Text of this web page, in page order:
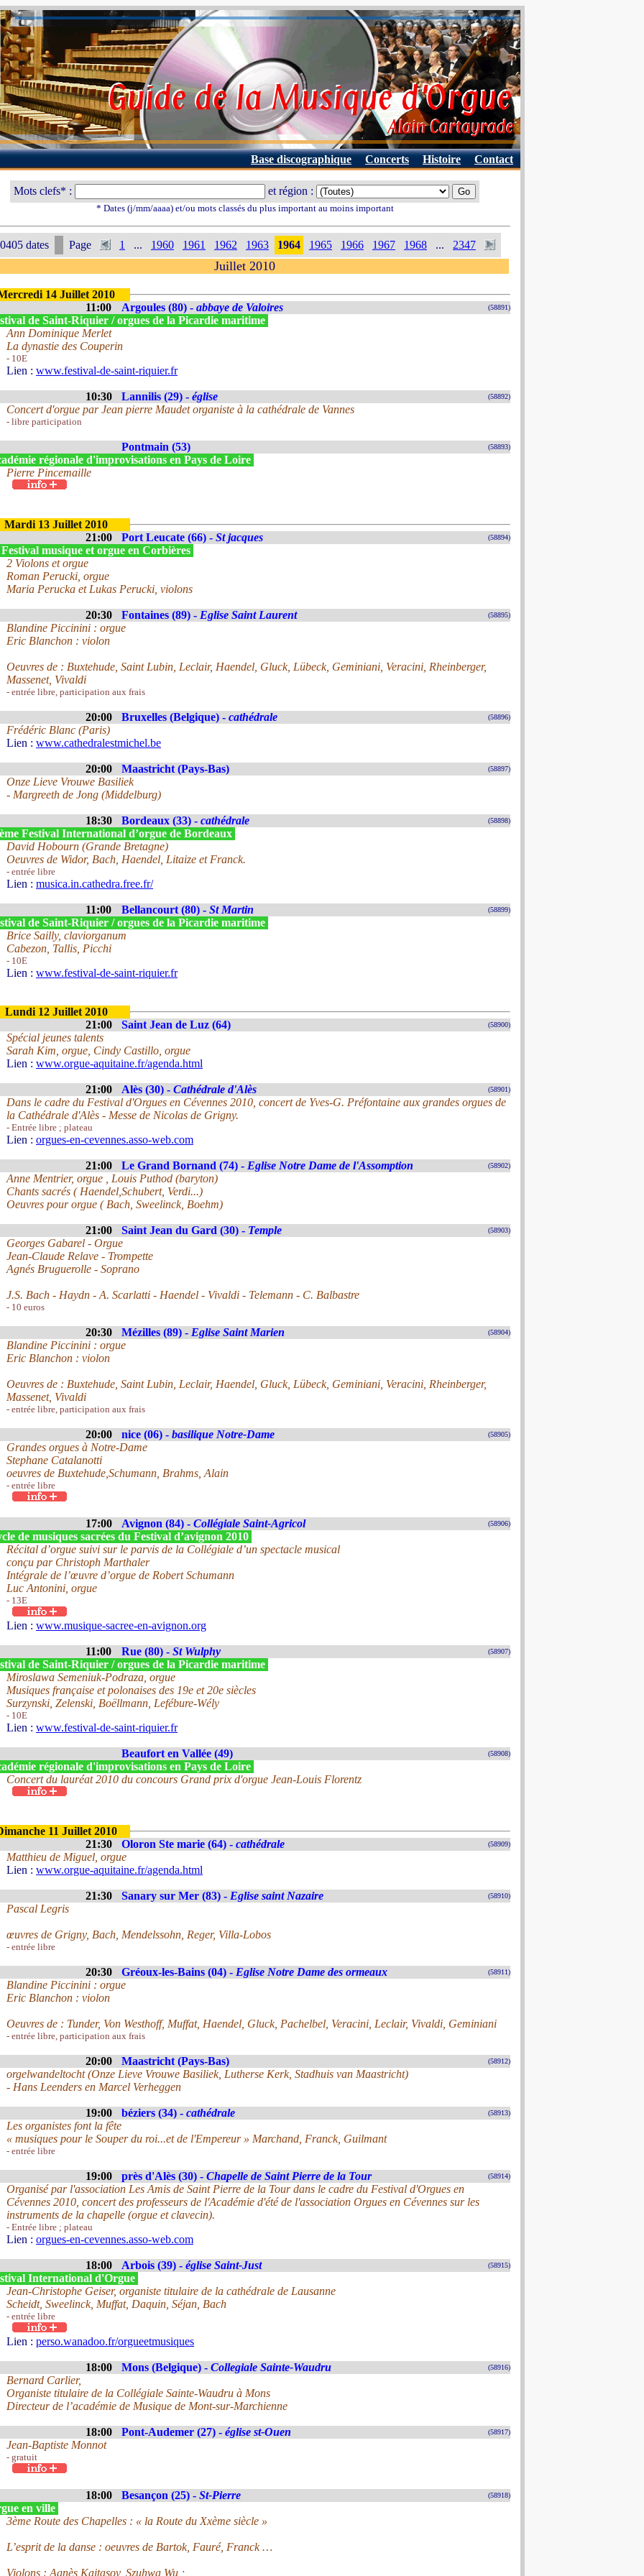
Base discographique Concerts Histoire Contact
Mots clefs* : et région :
* Dates (j/mm/aaaa) et/ou mots classés du plus important au moins important
dates Page 1 ... 1960 1961 1962 1963 1964 1965 1966 1967 1968 ... 2347
Juillet 2010
14 Juillet 2010
11:00
Argoules (80) - abbaye de Valoires (58891)
de Saint-Riquier / orgues de la Picardie maritime
Ann Dominique Merlet
La dynastie des Couperin
- 10E
Lien : www.festival-de-saint-riquier.fr
10:30 Lannilis (29) - église (58892)
Concert d'orgue par Jean pierre Maudet organiste à la cathédrale de Vannes
- libre participation
Pontmain (53) (58893)
régionale d'improvisations en Pays de Loire
Pierre Pincemaille
Mardi 13 Juillet 2010
21:00
Port Leucate (66) - St jacques (58894)
musique et orgue en Corbières
2 Violons et orgue
Roman Perucki, orgue
Maria Perucka et Lukas Perucki, violons
20:30 Fontaines (89) - Eglise Saint Laurent (58895)
Blandine Piccinini : orgue
Eric Blanchon : violon
Oeuvres de : Buxtehude, Saint Lubin, Leclair, Haendel, Gluck, Lübeck, Geminiani, Veracini, Rheinberger,
Massenet, Vivaldi
- entrée libre, participation aux frais
20:00 Bruxelles (Belgique) - cathédrale (58896)
Frédéric Blanc (Paris)
Lien : www.cathedralestmichel.be
20:00 Maastricht (Pays-Bas) (58897)
Onze Lieve Vrouwe Basiliek
- Margreeth de Jong (Middelburg)
18:30 Bordeaux (33) - cathédrale (58898)
Festival International d’orgue de Bordeaux
David Hobourn (Grande Bretagne)
Oeuvres de Widor, Bach, Haendel, Litaize et Franck.
- entrée libre
Lien : musica.in.cathedra.free.fr/
11:00 Bellancourt (80) - St Martin (58899)
de Saint-Riquier / orgues de la Picardie maritime
Brice Sailly, claviorganum
Cabezon, Tallis, Picchi
- 10E
Lien : www.festival-de-saint-riquier.fr
Lundi 12 Juillet 2010
21:00
Saint Jean de Luz (64) (58900)
Spécial jeunes talents
Sarah Kim, orgue, Cindy Castillo, orgue
Lien : www.orgue-aquitaine.fr/agenda.html
21:00 Alès (30) - Cathédrale d'Alès (58901)
Dans le cadre du Festival d'Orgues en Cévennes 2010, concert de Yves-G. Préfontaine aux grandes orgues de
la Cathédrale d'Alès - Messe de Nicolas de Grigny.
- Entrée libre ; plateau
Lien : orgues-en-cevennes.asso-web.com
21:00 Le Grand Bornand (74) - Eglise Notre Dame de l'Assomption (58902)
Anne Mentrier, orgue , Louis Puthod (baryton)
Chants sacrés ( Haendel,Schubert, Verdi...)
Oeuvres pour orgue ( Bach, Sweelinck, Boehm)
21:00 Saint Jean du Gard (30) - Temple (58903)
Georges Gabarel - Orgue
Jean-Claude Relave - Trompette
Agnés Bruguerolle - Soprano
J.S. Bach - Haydn - A. Scarlatti - Haendel - Vivaldi - Telemann - C. Balbastre
- 10 euros
20:30 Mézilles (89) - Eglise Saint Marien (58904)
Blandine Piccinini : orgue
Eric Blanchon : violon
Oeuvres de : Buxtehude, Saint Lubin, Leclair, Haendel, Gluck, Lübeck, Geminiani, Veracini, Rheinberger,
Massenet, Vivaldi
- entrée libre, participation aux frais
20:00 nice (06) - basilique Notre-Dame (58905)
Grandes orgues à Notre-Dame
Stephane Catalanotti
oeuvres de Buxtehude,Schumann, Brahms, Alain
- entrée libre
17:00 Avignon (84) - Collégiale Saint-Agricol (58906)
de musiques sacrées du Festival d’avignon 2010
Récital d’orgue suivi sur le parvis de la Collégiale d’un spectacle musical
conçu par Christoph Marthaler
Intégrale de l’œuvre d’orgue de Robert Schumann
Luc Antonini, orgue
- 13E
Lien : www.musique-sacree-en-avignon.org
11:00 Rue (80) - St Wulphy (58907)
de Saint-Riquier / orgues de la Picardie maritime
Miroslawa Semeniuk-Podraza, orgue
Musiques française et polonaises des 19e et 20e siècles
Surzynski, Zelenski, Boëllmann, Lefébure-Wély
- 10E
Lien : www.festival-de-saint-riquier.fr
Beaufort en Vallée (49) (58908)
régionale d'improvisations en Pays de Loire
Concert du lauréat 2010 du concours Grand prix d'orgue Jean-Louis Florentz
11 Juillet 2010
21:30
Oloron Ste marie (64) - cathédrale (58909)
Matthieu de Miguel, orgue
Lien : www.orgue-aquitaine.fr/agenda.html
21:30 Sanary sur Mer (83) - Eglise saint Nazaire (58910)
Pascal Legris
œuvres de Grigny, Bach, Mendelssohn, Reger, Villa-Lobos
- entrée libre
20:30 Gréoux-les-Bains (04) - Eglise Notre Dame des ormeaux (58911)
Blandine Piccinini : orgue
Eric Blanchon : violon
Oeuvres de : Tunder, Von Westhoff, Muffat, Haendel, Gluck, Pachelbel, Veracini, Leclair, Vivaldi, Geminiani
- entrée libre, participation aux frais
20:00 Maastricht (Pays-Bas) (58912)
orgelwandeltocht (Onze Lieve Vrouwe Basiliek, Lutherse Kerk, Stadhuis van Maastricht)
- Hans Leenders en Marcel Verheggen
19:00 béziers (34) - cathédrale (58913)
Les organistes font la fête
« musiques pour le Souper du roi...et de l'Empereur » Marchand, Franck, Guilmant
- entrée libre
19:00 près d'Alès (30) - Chapelle de Saint Pierre de la Tour (58914)
Organisé par l'association Les Amis de Saint Pierre de la Tour dans le cadre du Festival d'Orgues en
Cévennes 2010, concert des professeurs de l'Académie d'été de l'association Orgues en Cévennes sur les
instruments de la chapelle (orgue et clavecin).
- Entrée libre ; plateau
Lien : orgues-en-cevennes.asso-web.com
18:00 Arbois (39) - église Saint-Just (58915)
International d'Orgue
Jean-Christophe Geiser, organiste titulaire de la cathédrale de Lausanne
Scheidt, Sweelinck, Muffat, Daquin, Séjan, Bach
- entrée libre
Lien : perso.wanadoo.fr/orgueetmusiques
18:00 Mons (Belgique) - Collegiale Sainte-Waudru (58916)
Bernard Carlier,
Organiste titulaire de la Collégiale Sainte-Waudru à Mons
Directeur de l’académie de Musique de Mont-sur-Marchienne
18:00 Pont-Audemer (27) - église st-Ouen (58917)
Jean-Baptiste Monnot
- gratuit
18:00 Besançon (25) - St-Pierre (58918)
en ville
3ème Route des Chapelles : « la Route du Xxème siècle »
L’esprit de la danse : oeuvres de Bartok, Fauré, Franck …
Violons : Agnès Kaitasov, Szuhwa Wu ;